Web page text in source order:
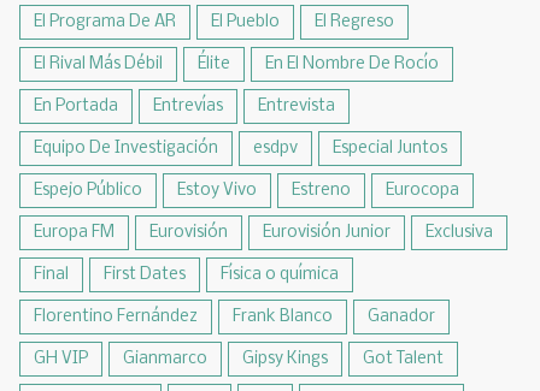
El Programa De AR El Pueblo El Regreso
El Rival Más Débil Élite En El Nombre De Rocío
En Portada Entrevías Entrevista
Equipo De Investigación esdpv Especial Juntos
Espejo Público Estoy Vivo Estreno Eurocopa
Europa FM Eurovisión Eurovisión Junior Exclusiva
Final First Dates Física o química
Florentino Fernández Frank Blanco Ganador
GH VIP Gianmarco Gipsy Kings Got Talent